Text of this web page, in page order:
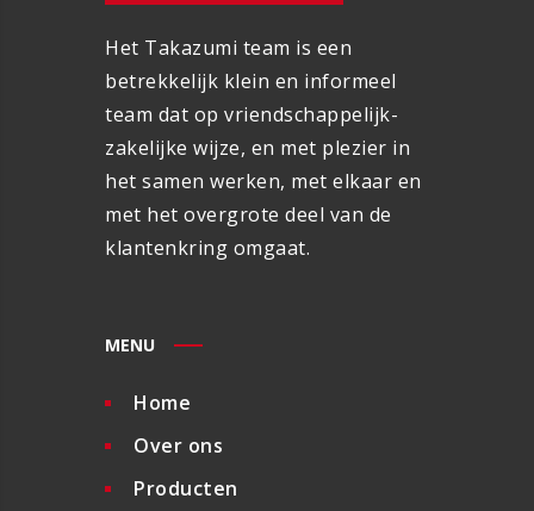
Het Takazumi team is een
betrekkelijk klein en informeel
team dat op vriendschappelijk-
zakelijke wijze, en met plezier in
het samen werken, met elkaar en
met het overgrote deel van de
klantenkring omgaat.
MENU
Home
Over ons
Producten